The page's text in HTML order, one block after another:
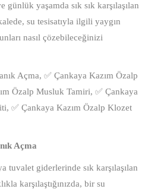
yaşamda sık sık karşılaşılan
su tesisatıyla ilgili yaygın
nasıl çözebileceğinizi
Açma, ✅ Çankaya Kazım Özalp
Özalp Musluk Tamiri, ✅ Çankaya
✅ Çankaya Kazım Özalp Klozet
Açma
tuvalet giderlerinde sık karşılaşılan
karşılaştığınızda, bir su